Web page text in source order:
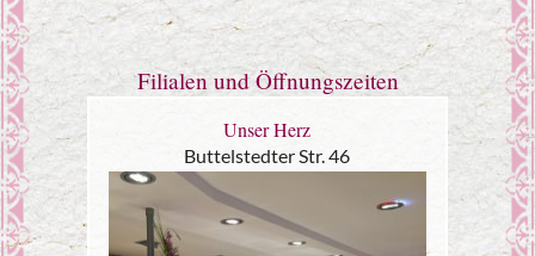
Filialen und Öffnungszeiten
Unser Herz
Buttelstedter Str. 46